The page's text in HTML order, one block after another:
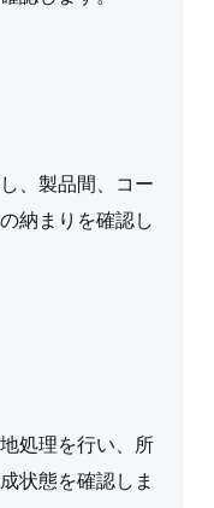
、製品間、コー
納まりを確認し
処理を行い、所
状態を確認しま